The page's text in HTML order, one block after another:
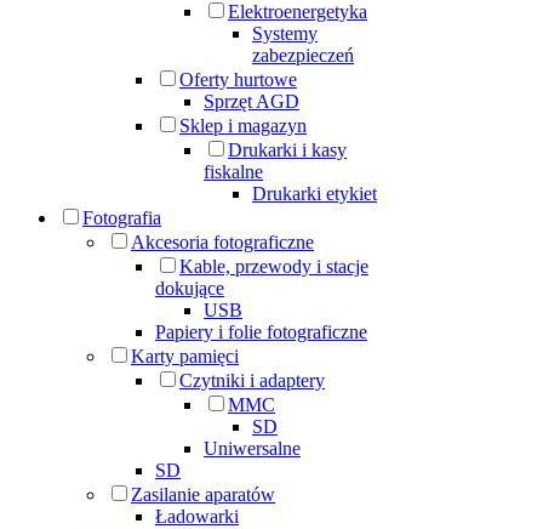
Elektroenergetyka
Systemy
zabezpieczeń
Oferty hurtowe
Sprzęt AGD
Sklep i magazyn
Drukarki i kasy
fiskalne
Drukarki etykiet
Fotografia
Akcesoria fotograficzne
Kable, przewody i stacje
dokujące
USB
Papiery i folie fotograficzne
Karty pamięci
Czytniki i adaptery
MMC
SD
Uniwersalne
SD
Zasilanie aparatów
Ładowarki